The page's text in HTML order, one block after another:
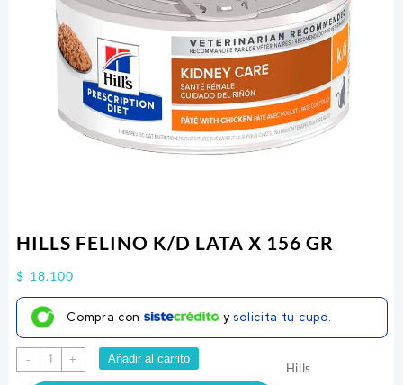
HILLS FELINO K/D LATA X 156 GR
$ 18.100
Compra con y solicita tu cupo.
-
HILLS
FELINO
+ Añadir al carrito
Hills